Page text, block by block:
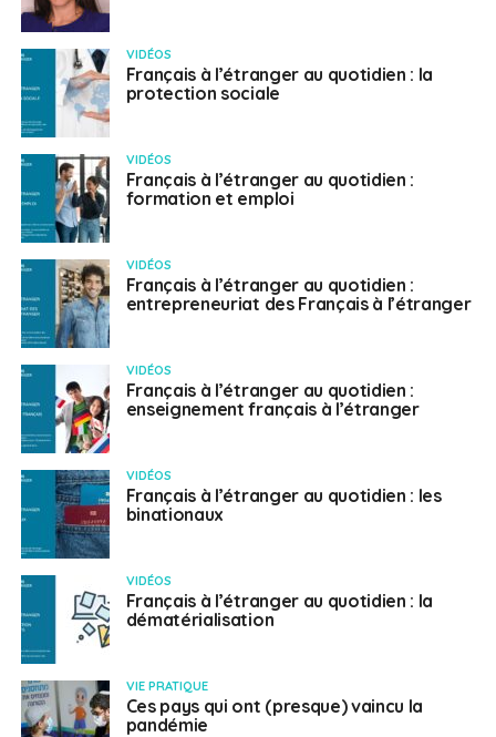
VIDÉOS
Français à l’étranger au quotidien : la
protection sociale
VIDÉOS
Français à l’étranger au quotidien :
formation et emploi
VIDÉOS
Français à l’étranger au quotidien :
entrepreneuriat des Français à l’étranger
VIDÉOS
Français à l’étranger au quotidien :
enseignement français à l’étranger
VIDÉOS
Français à l’étranger au quotidien : les
binationaux
VIDÉOS
Français à l’étranger au quotidien : la
dématérialisation
VIE PRATIQUE
Ces pays qui ont (presque) vaincu la
pandémie